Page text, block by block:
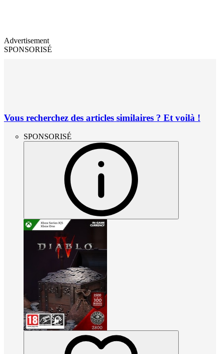
Advertisement
SPONSORISÉ
Vous recherchez des articles similaires ? Et voilà !
SPONSORISÉ